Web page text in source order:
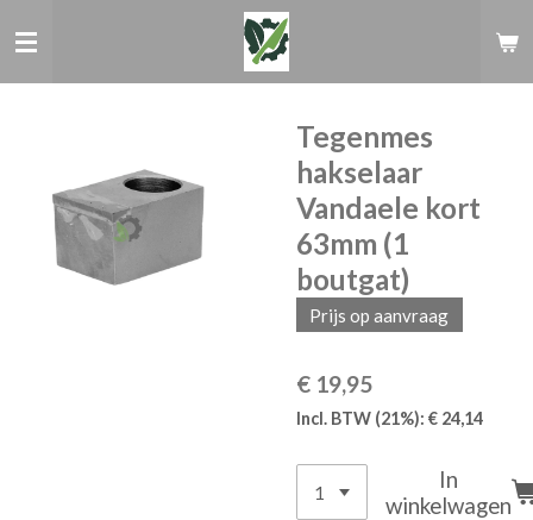
direct
Tegenmes
hakselaar
Vandaele kort
63mm (1
boutgat)
Prijs op aanvraag
€ 19,95
Incl. BTW (21%): € 24,14
In
winkelwagen